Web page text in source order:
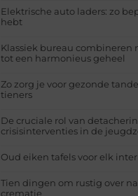
Elektrische auto laders: zo
hebt
Klassiek bureau combineren
tot een harmonieus geheel
Zo zorg je voor gezonde
tieners
De cruciale rol van
crisisinterventies in de
Oud eiken tafels voor elk
Tien dingen om rustig over
crematie